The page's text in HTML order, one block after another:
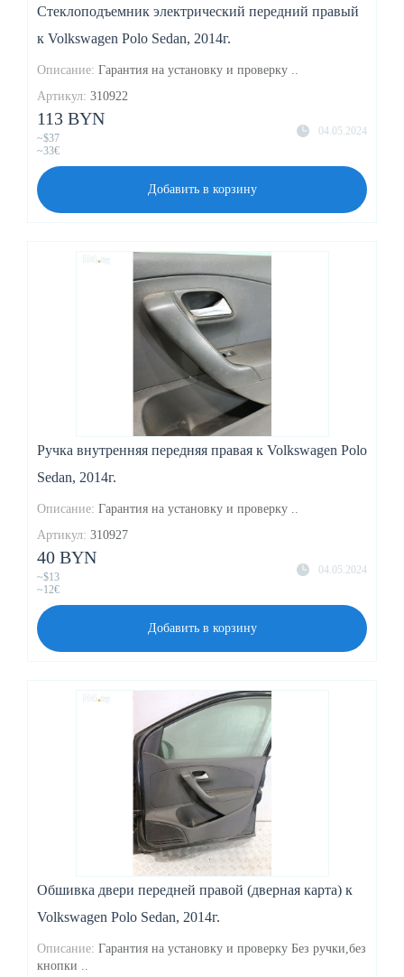
Стеклоподъемник электрический передний правый
к Volkswagen Polo Sedan, 2014г.
Описание: Гарантия на установку и проверку ..
Артикул: 310922
04.05.2024
113 BYN
~$37
~33€
Добавить в корзину
Ручка внутренняя передняя правая к Volkswagen Polo
Sedan, 2014г.
Описание: Гарантия на установку и проверку ..
Артикул: 310927
04.05.2024
40 BYN
~$13
~12€
Добавить в корзину
Обшивка двери передней правой (дверная карта) к
Volkswagen Polo Sedan, 2014г.
Описание: Гарантия на установку и проверку Без ручки,без
кнопки ..